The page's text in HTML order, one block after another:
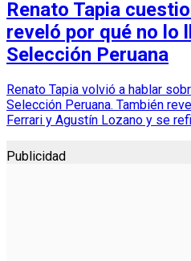
Renato Tapia
reveló por qué no lo
Selección Peruana
Renato Tapia volvió a hablar
Selección Peruana. También
Ferrari y Agustín Lozano y se
Publicidad